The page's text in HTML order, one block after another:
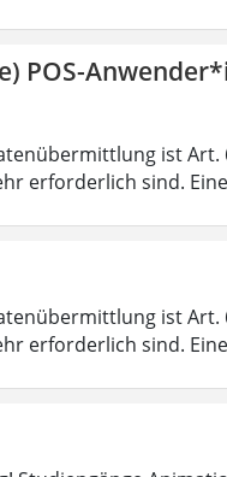
POS-
ist Art.
erforderlich sind.
ist Art.
erforderlich sind.